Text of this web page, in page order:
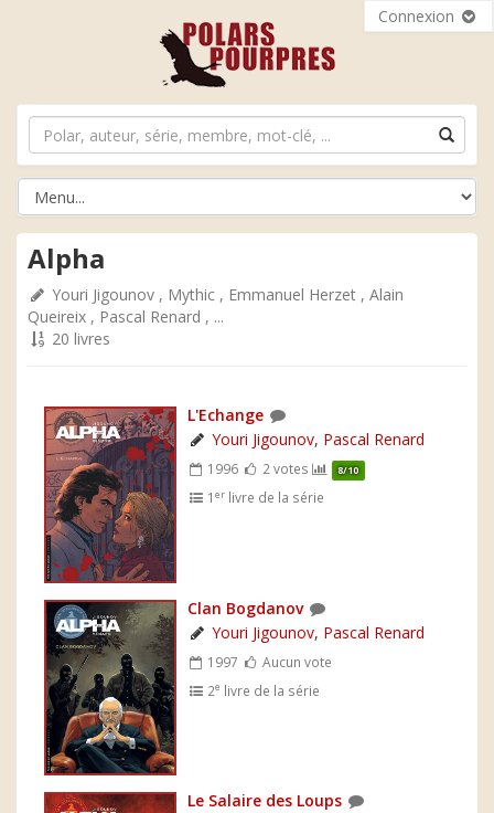
Connexion
Alpha
Youri Jigounov , Mythic , Emmanuel Herzet , Alain
Queireix , Pascal Renard , ...
20 livres
L'Echange
Youri Jigounov, Pascal Renard
1996 2 votes 8/10
1er livre de la série
Clan Bogdanov
Youri Jigounov, Pascal Renard
1997
Aucun vote
2e livre de la série
Le Salaire des Loups